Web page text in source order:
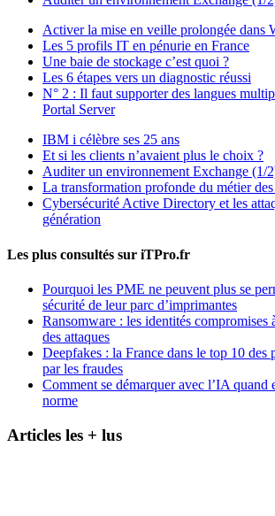
Activer la mise en veille prolongée dans
Les 5 profils IT en pénurie en France
Une baie de stockage c’est quoi ?
Les 6 étapes vers un diagnostic réussi
N° 2 : Il faut supporter des langues
Portal Server
IBM i célèbre ses 25 ans
Et si les clients n’avaient plus le choix ?
Auditer un environnement Exchange (1/
La transformation profonde du métier
Cybersécurité Active Directory et les
génération
Les plus consultés sur iTPro.fr
Pourquoi les PME ne peuvent plus se
sécurité de leur parc d’imprimantes
Ransomware : les identités compromises
des attaques
Deepfakes : la France dans le top 10 des
par les fraudes
Comment se démarquer avec l’IA quand
norme
Articles les + lus